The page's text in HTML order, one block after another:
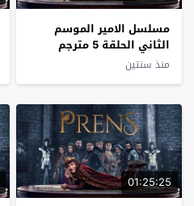
مسلسل الامير الموسم
الثاني الحلقة 5 مترجم
منذ سنتين
01:25:25